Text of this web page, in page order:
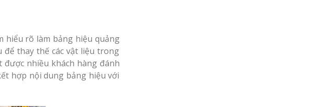
hiểu rõ làm bảng hiệu quảng
để thay thế các vật liệu trong
được nhiều khách hàng đánh
hợp nội dung bảng hiệu với